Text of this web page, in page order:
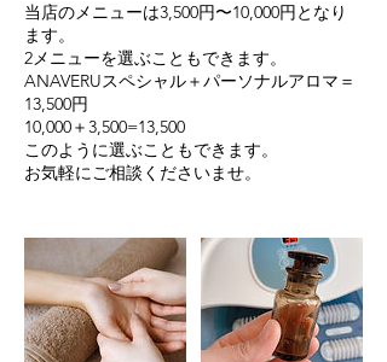
当店のメニューは3,500円〜10,000円となり
ます。
2メニューを選ぶこともできます。
ANAVERUスペシャル＋パーソナルアロマ＝
13,500円
10,000＋3,500=13,500
このように選ぶこともできます。